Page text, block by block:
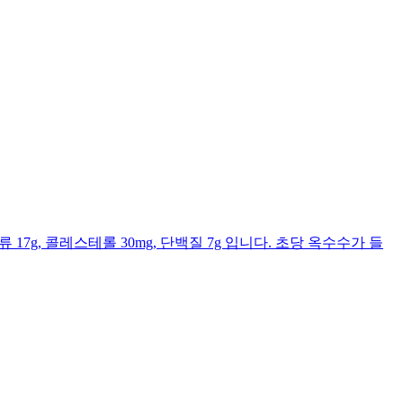
17g, 콜레스테롤 30mg, 단백질 7g 입니다. 초당 옥수수가 들